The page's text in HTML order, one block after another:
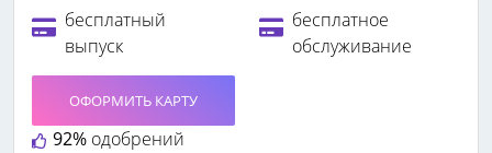
бесплатный
выпуск
бесплатное
обслуживание
92% одобрений
ОФОРМИТЬ КАРТУ